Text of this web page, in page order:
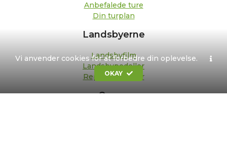
Vi anvender cookies for at forbedre din oplevelse.
OKAY
Anbefalede ture
Din turplan
Landsbyerne
Landsbyfilm
Landsbypedeller
Repræsentanter
Om os